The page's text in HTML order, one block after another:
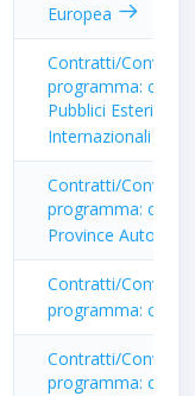
Europea
Contratti/
programma: con
Pubblici Esteri o
Internazionali
Contratti/
programma: con
Province
Contratti/
programma: con
Contratti/
programma: con